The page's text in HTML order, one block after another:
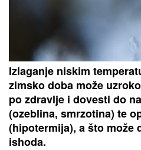
Izlaganje niskim
zimsko doba može
po zdravlje i dovesti do
(ozeblina, smrzotina) te
(hipotermija), a što može
ishoda.